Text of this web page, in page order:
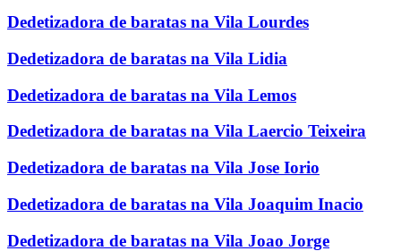
Dedetizadora de baratas na Vila Lourdes
Dedetizadora de baratas na Vila Lidia
Dedetizadora de baratas na Vila Lemos
Dedetizadora de baratas na Vila Laercio Teixeira
Dedetizadora de baratas na Vila Jose Iorio
Dedetizadora de baratas na Vila Joaquim Inacio
Dedetizadora de baratas na Vila Joao Jorge